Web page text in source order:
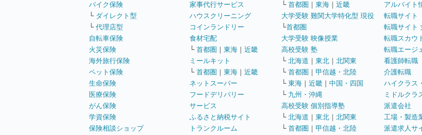
バイク保険
└ ダイレクト型
└ 代理店型
自転車保険
火災保険
海外旅行保険
ペット保険
生命保険
医療保険
がん保険
学資保険
保険相談ショップ
家事代行サービス
ハウスクリーニング
コインランドリー
食材宅配
└ 首都圏 ｜ 東海 ｜ 近畿
ミールキット
└ 首都圏 ｜ 東海 ｜ 近畿
ネットスーパー
フードデリバリー
サービス
ふるさと納税サイト
トランクルーム
└ 首都圏 ｜ 東海 ｜ 近畿
大学受験 難関大学特化型 現役
└首都圏
大学受験 映像授業
高校受験 塾
└ 北海道 ｜ 東北 ｜ 北関東
└ 首都圏 ｜ 甲信越・北陸
└ 東海 ｜ 近畿 ｜ 中国・四国
└ 九州・沖縄
高校受験 個別指導塾
└ 北海道 ｜ 東北 ｜ 北関東
└ 首都圏 ｜ 甲信越・北陸
アルバイト
転職サイト
転職サイト
転職スカウ
転職エージ
看護師転職
介護転職
ハイクラス・
ミドルクラ
派遣会社
工場・製造
派遣求人サ